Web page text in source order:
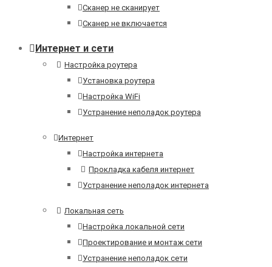
Сканер не сканирует
Сканер не включается
Интернет и сети
Настройка роутера
Установка роутера
Настройка WiFi
Устранение неполадок роутера
Интернет
Настройка интернета
Прокладка кабеля интернет
Устранение неполадок интернета
Локальная сеть
Настройка локальной сети
Проектирование и монтаж сети
Устранение неполадок сети